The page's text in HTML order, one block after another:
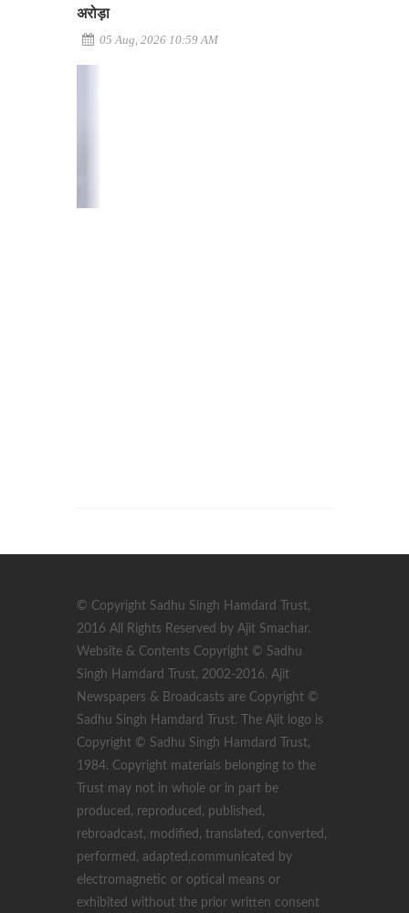
अरोड़ा
05 Aug, 2026 10:59 AM
© Copyright Sadhu Singh Hamdard Trust,
2016 All Rights Reserved by Ajit Smachar.
Website & Contents Copyright © Sadhu
Singh Hamdard Trust, 2002-2016. Ajit
Newspapers & Broadcasts are Copyright ©
Sadhu Singh Hamdard Trust. The Ajit logo is
Copyright © Sadhu Singh Hamdard Trust,
1984. Copyright materials belonging to the
Trust may not in whole or in part be
produced, reproduced, published,
rebroadcast, modified, translated, converted,
performed, adapted,communicated by
electromagnetic or optical means or
exhibited without the prior written consent